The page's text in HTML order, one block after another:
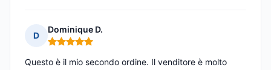
D
Dominique D.
Nota: 5 su 5
Questo è il mio secondo ordine. Il venditore è molto